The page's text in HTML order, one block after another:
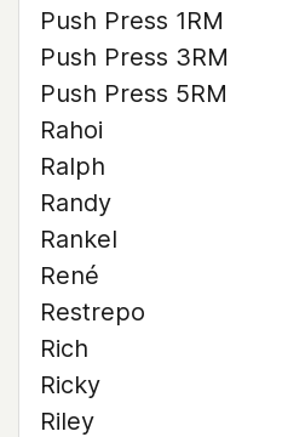
Push Press 1RM
Push Press 3RM
Push Press 5RM
Rahoi
Ralph
Randy
Rankel
René
Restrepo
Rich
Ricky
Riley